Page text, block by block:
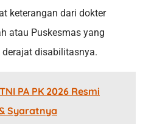
keterangan dari dokter
atau Puskesmas yang
disabilitasnya.
PA PK 2026 Resmi
Syaratnya